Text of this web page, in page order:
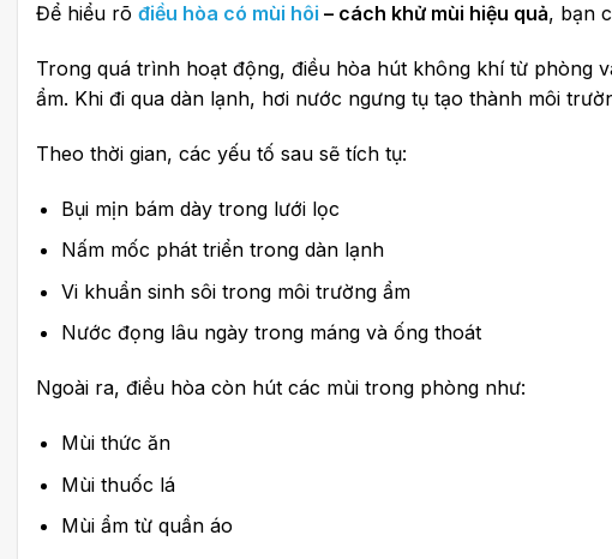
Để hiểu rõ điều hòa có mùi hôi – cách khử mùi hiệu quả, bạn
Trong quá trình hoạt động, điều hòa hút không khí từ phòng
ẩm. Khi đi qua dàn lạnh, hơi nước ngưng tụ tạo thành môi
Theo thời gian, các yếu tố sau sẽ tích tụ:
Bụi mịn bám dày trong lưới lọc
Nấm mốc phát triển trong dàn lạnh
Vi khuẩn sinh sôi trong môi trường ẩm
Nước đọng lâu ngày trong máng và ống thoát
Ngoài ra, điều hòa còn hút các mùi trong phòng như:
Mùi thức ăn
Mùi thuốc lá
Mùi ẩm từ quần áo